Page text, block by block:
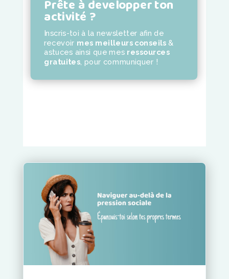
Prête à developper ton
activité ?
Inscris-toi à la newsletter afin de
recevoir mes meilleurs conseils &
astuces ainsi que mes ressources
gratuites pour communiquer !